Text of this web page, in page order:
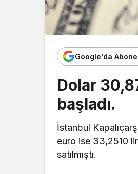
Google'da
Dolar
başladı.
İstanbul
euro ise 33,2510
satılmıştı.